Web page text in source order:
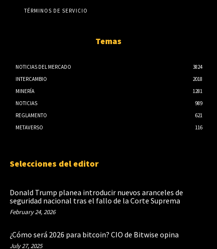
TÉRMINOS DE SERVICIO
Temas
NOTICIAS DEL MERCADO
3824
INTERCAMBIO
2018
MINERÍA
1281
NOTICIAS
989
REGLAMENTO
621
METAVERSO
116
Selecciones del editor
Donald Trump planea introducir nuevos aranceles de
seguridad nacional tras el fallo de la Corte Suprema
February 24, 2026
¿Cómo será 2026 para bitcoin? CIO de Bitwise opina
July 27, 2025